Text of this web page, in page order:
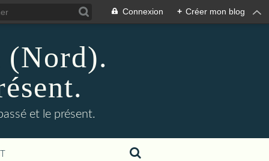
Connexion + Créer mon blog
et le présent.